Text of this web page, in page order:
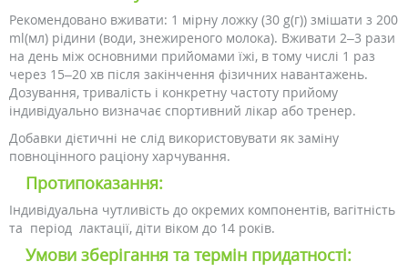
Рекомендовано вживати: 1 мірну ложку (30 g(г)) змішати з 200
ml(мл) рідини (води, знежиреного молока). Вживати 2–3 рази
на день між основними прийомами їжі, в тому числі 1 раз
через 15–20 хв після закінчення фізичних навантажень.
Дозування, тривалість і конкретну частоту прийому
індивідуально визначає спортивний лікар або тренер.
Добавки дієтичні не слід використовувати як заміну
повноцінного раціону харчування.
Протипоказання:
Індивідуальна чутливість до окремих компонентів, вагітність
та період лактації, діти віком до 14 років.
Умови зберігання та термін придатності: